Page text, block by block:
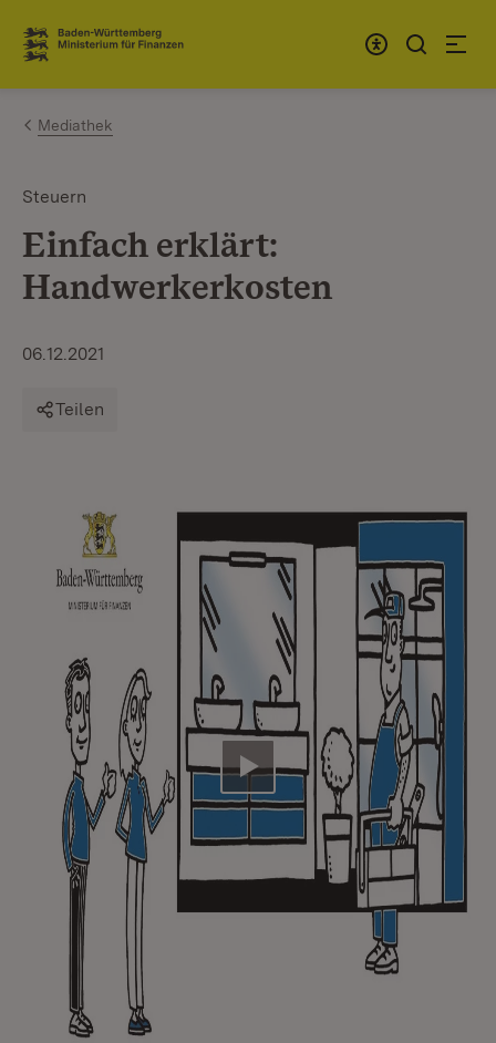
Zum Inhalt springen
Link zur Startseite
Mediathek
Steuern
Einfach erklärt:
Handwerkerkosten
06.12.2021
Teilen
Video abspielen